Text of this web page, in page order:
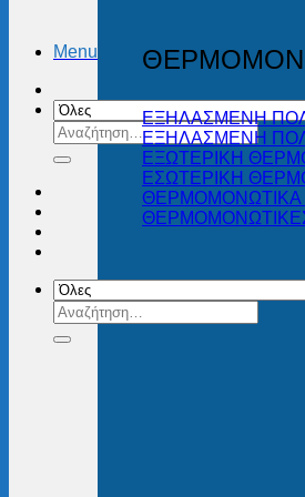
Menu
Αναζήτηση
για:
Αναζήτηση
για:
ΕΞΗΛΑΣΜΕΝΗ
ΕΞΗΛΑΣΜΕΝΗ
ΕΞΩΤΕΡΙΚΗ
ΕΣΩΤΕΡΙΚΗ
ΘΕΡΜΟΜΟΝΩΤΙΚΑ